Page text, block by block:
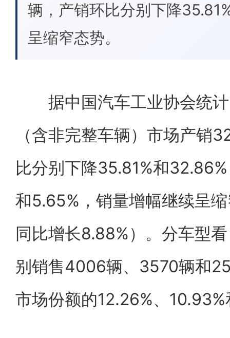
辆，产销环比分别下降
呈缩窄态势。
据中国汽车工业协会统计
（含非完整车辆）市场产销
比分别下降35.81%和
和5.65%，销量增幅继续呈
同比增长8.88%）。分车型
别销售4006辆、3570辆和
市场份额的12.26%、10.93%